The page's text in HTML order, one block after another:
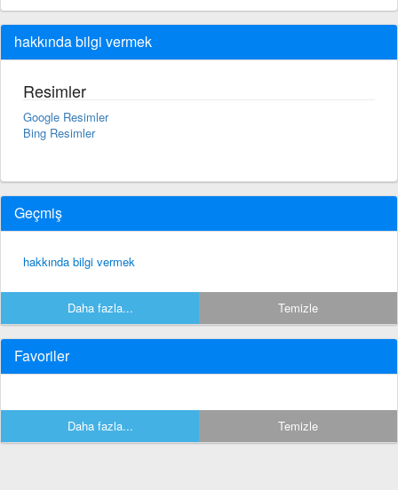
hakkında bilgi vermek
Resimler
Google Resimler
Bing Resimler
Geçmiş
hakkında bilgi vermek
Daha fazla... Temizle
Favoriler
Daha fazla... Temizle